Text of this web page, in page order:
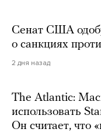
Сенат США
о санкциях
2 дня назад
The Atlantic:
использовать
Он считает, что